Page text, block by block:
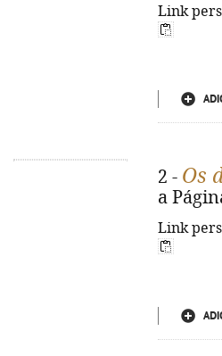
Link
2 - Os
a
Link